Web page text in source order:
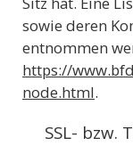
sowie deren
entnommen
https://
node.html.
SSL- bzw.